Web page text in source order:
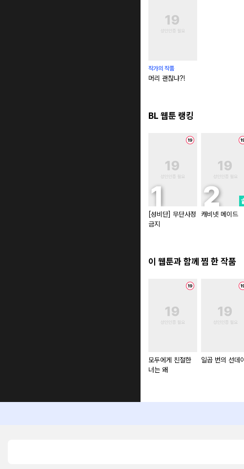
작가의 작품
머리 괜찮냐?!
BL 웹툰 랭킹
[성비단] 무단사정
금지
캐비넷 메이드
이 웹툰과 함께 찜 한 작품
모두에게 친절한
너는 왜
일곱 번의 선데이